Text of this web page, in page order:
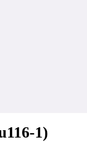
1)